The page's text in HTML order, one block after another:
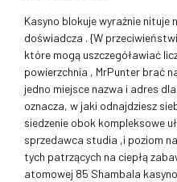
Kasyno blokuje wyraźnie nituje
doświadcza . {W
które mogą uszczegóławiać
powierzchnia , MrPunter brać
jedno miejsce nazwa i adres
oznacza, w jaki odnajdziesz
siedzenie obok kompleksowe
sprzedawca studia ,i poziom
tych patrzących na ciepłą
atomowej 85 Shambala